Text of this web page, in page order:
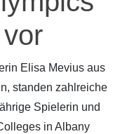
Elisa Mevius aus
standen zahlreiche
Spielerin und
in Albany